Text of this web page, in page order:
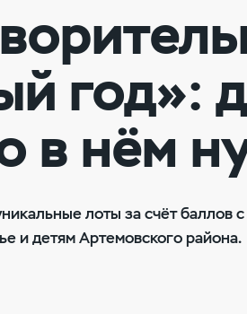
год»:
в нём
лоты за счёт баллов
и детям Артемовского района.